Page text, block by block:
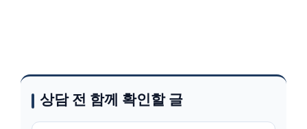
상담 전 함께 확인할 글